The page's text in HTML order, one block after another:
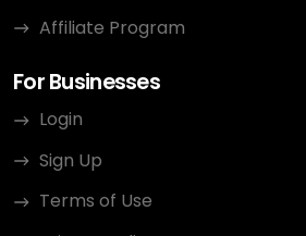
Affiliate Program
For Businesses
Login
Sign Up
Terms of Use